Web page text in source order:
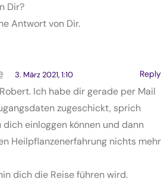
Dir?
Antwort von Dir.
Reply
3. März 2021, 1:10
Ich habe dir gerade per Mail
zugeschickt, sprich
einloggen können und dann
Heilpflanzenerfahrung nichts mehr
dich die Reise führen wird.